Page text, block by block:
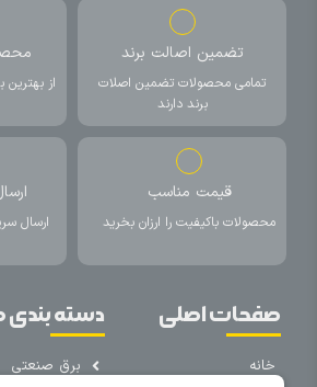
تضمین اصالت برند
تمامی محصولات تضمین اصلات
برند دارند
از
قیمت مناسب
محصولات باکیفیت را ارزان بخرید
صفحات اصلی
خانه
دسته
برق صنعتی